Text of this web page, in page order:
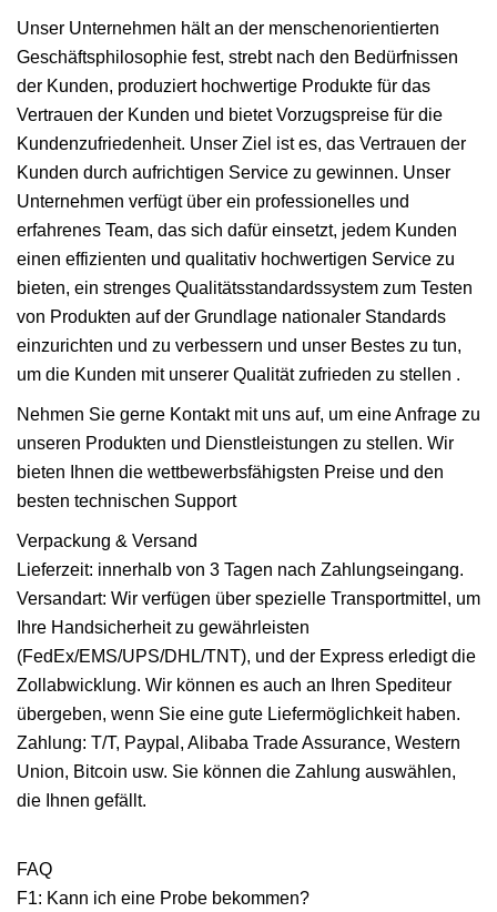
Unser Unternehmen hält an der menschenorientierten
Geschäftsphilosophie fest, strebt nach den Bedürfnissen
der Kunden, produziert hochwertige Produkte für das
Vertrauen der Kunden und bietet Vorzugspreise für die
Kundenzufriedenheit. Unser Ziel ist es, das Vertrauen der
Kunden durch aufrichtigen Service zu gewinnen. Unser
Unternehmen verfügt über ein professionelles und
erfahrenes Team, das sich dafür einsetzt, jedem Kunden
einen effizienten und qualitativ hochwertigen Service zu
bieten, ein strenges Qualitätsstandardssystem zum Testen
von Produkten auf der Grundlage nationaler Standards
einzurichten und zu verbessern und unser Bestes zu tun,
um die Kunden mit unserer Qualität zufrieden zu stellen .
Nehmen Sie gerne Kontakt mit uns auf, um eine Anfrage zu
unseren Produkten und Dienstleistungen zu stellen. Wir
bieten Ihnen die wettbewerbsfähigsten Preise und den
besten technischen Support
Verpackung & Versand
Lieferzeit: innerhalb von 3 Tagen nach Zahlungseingang.
Versandart: Wir verfügen über spezielle Transportmittel, um
Ihre Handsicherheit zu gewährleisten
(FedEx/EMS/UPS/DHL/TNT), und der Express erledigt die
Zollabwicklung. Wir können es auch an Ihren Spediteur
übergeben, wenn Sie eine gute Liefermöglichkeit haben.
Zahlung: T/T, Paypal, Alibaba Trade Assurance, Western
Union, Bitcoin usw. Sie können die Zahlung auswählen,
die Ihnen gefällt.
FAQ
F1: Kann ich eine Probe bekommen?